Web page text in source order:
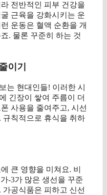
전반적인 피부 건강을
근육을 강화시키는 운
운동은 혈액 순환을 개
. 물론 꾸준히 하는 것
이기
는 현대인들! 이러한 시
긴장이 쌓여 주름이 더
사용을 줄여주고, 시선
규칙적으로 휴식을 취하
큰 영향을 미쳐요. 비
-3가 많은 생선을 꾸준
공식품은 피하고 신선